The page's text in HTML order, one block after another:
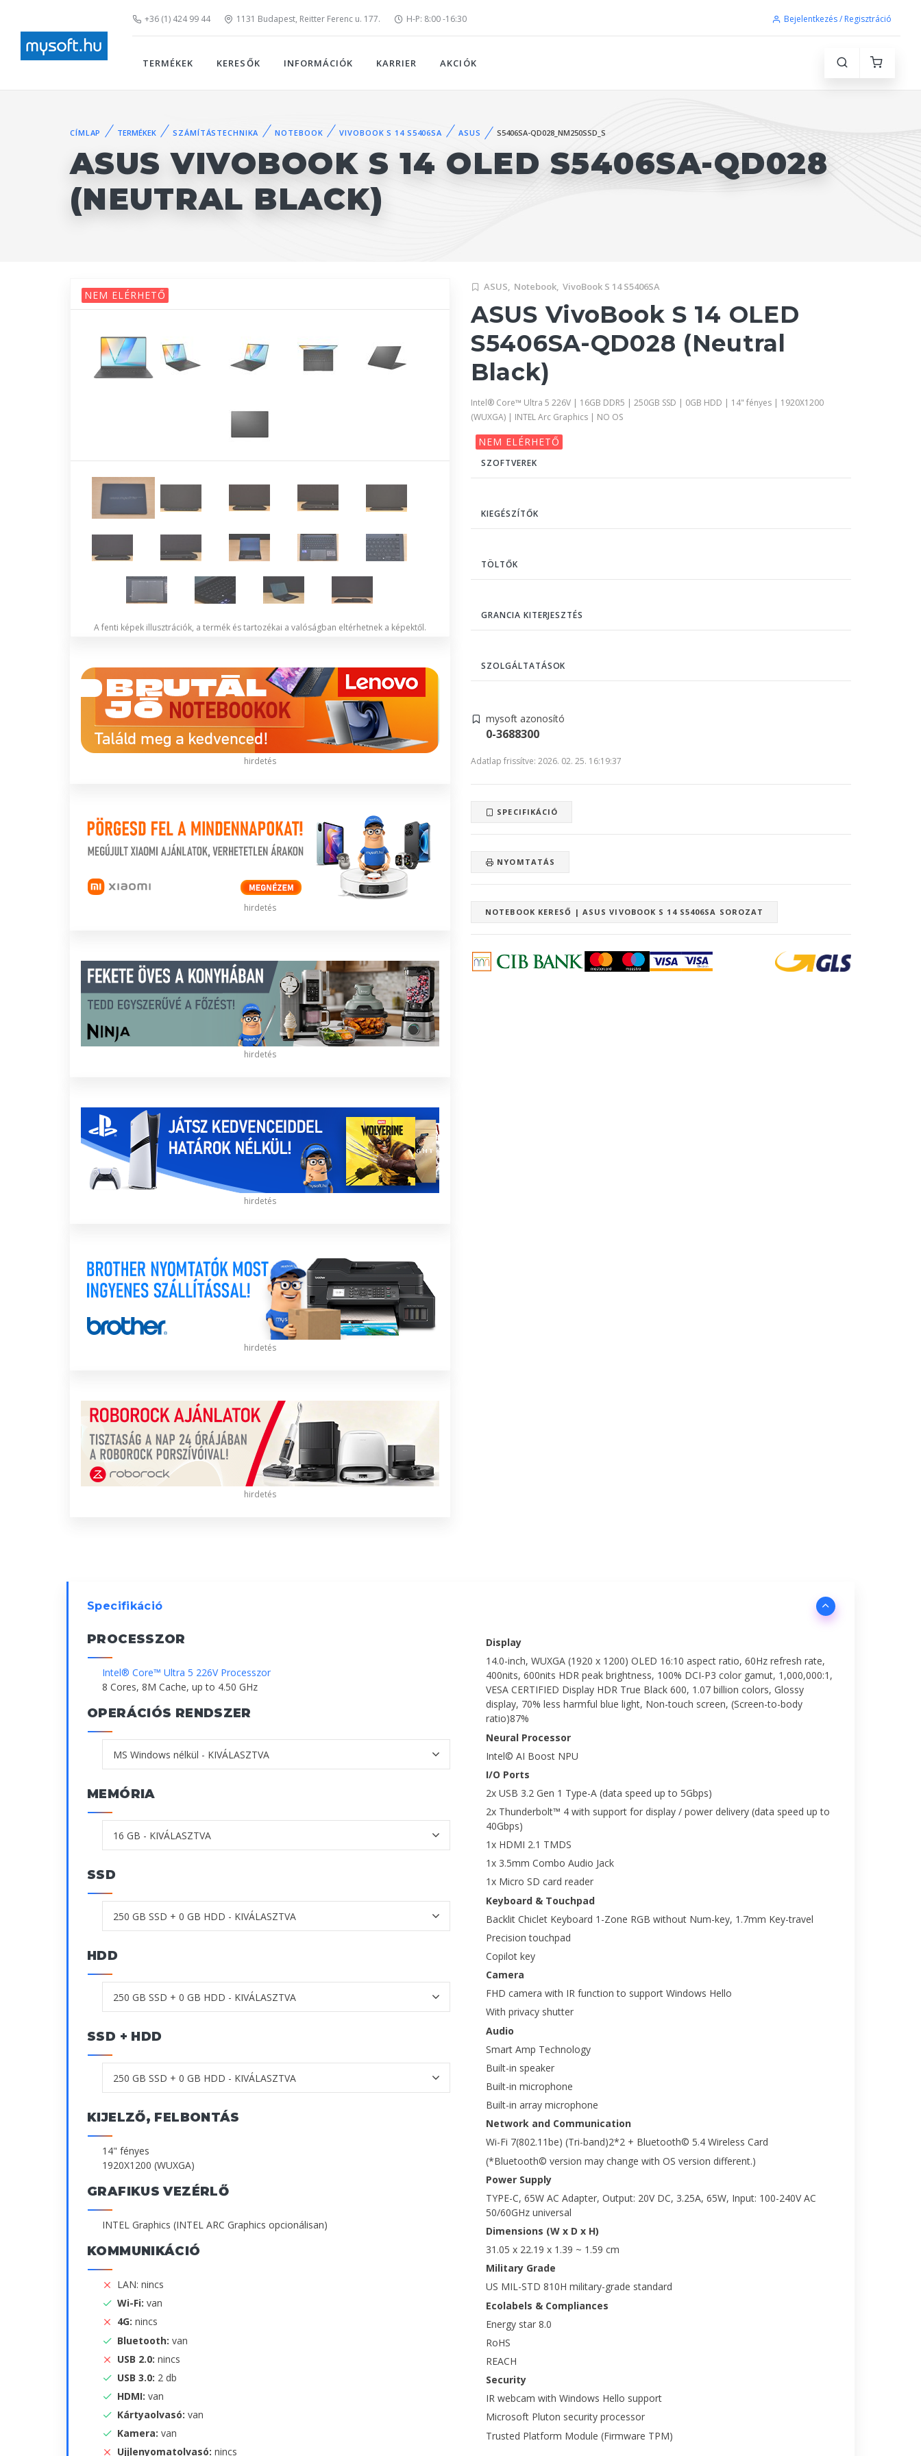
+36 (1) 424 99 44 1131 Budapest, Reitter Ferenc u. 177. H-P: 8:00 -16:30 Bejelentkezés / Regisztráció
TERMÉKEK KERESŐK INFORMÁCIÓK KARRIER AKCIÓK
CÍMLAP TERMÉKEK SZÁMÍTÁSTECHNIKA NOTEBOOK VIVOBOOK S 14 S5406SA ASUS S5406SA-QD028_NM250SSD_S
ASUS VIVOBOOK S 14 OLED S5406SA-QD028
(NEUTRAL BLACK)
NEM ELÉRHETŐ
A fenti képek illusztrációk, a termék és tartozékai a valóságban eltérhetnek a képektől.
hirdetés
hirdetés
hirdetés
hirdetés
hirdetés
hirdetés
ASUS, Notebook, VivoBook S 14 S5406SA
ASUS VivoBook S 14 OLED
S5406SA-QD028 (Neutral
Black)
Intel® Core™ Ultra 5 226V | 16GB DDR5 | 250GB SSD | 0GB HDD | 14" fényes | 1920X1200
(WUXGA) | INTEL Arc Graphics | NO OS
NEM ELÉRHETŐ
SZOFTVEREK
KIEGÉSZÍTŐK
TÖLTŐK
GRANCIA KITERJESZTÉS
SZOLGÁLTATÁSOK
mysoft azonosító
0-3688300
Adatlap frissítve: 2026. 02. 25. 16:19:37
SPECIFIKÁCIÓ
NYOMTATÁS
NOTEBOOK KERESŐ | ASUS VIVOBOOK S 14 S5406SA SOROZAT
Specifikáció
PROCESSZOR
Intel® Core™ Ultra 5 226V Processzor
8 Cores, 8M Cache, up to 4.50 GHz
OPERÁCIÓS RENDSZER
MEMÓRIA
SSD
HDD
SSD + HDD
KIJELZŐ, FELBONTÁS
14" fényes
1920X1200 (WUXGA)
GRAFIKUS VEZÉRLŐ
INTEL Graphics (INTEL ARC Graphics opcionálisan)
KOMMUNIKÁCIÓ
LAN: nincs
Wi-Fi: van
4G: nincs
Bluetooth: van
USB 2.0: nincs
USB 3.0: 2 db
HDMI: van
Kártyaolvasó: van
Kamera: van
Ujjlenyomatolvasó: nincs
Display
14.0-inch, WUXGA (1920 x 1200) OLED 16:10 aspect ratio, 60Hz refresh rate,
400nits, 600nits HDR peak brightness, 100% DCI-P3 color gamut, 1,000,000:1,
VESA CERTIFIED Display HDR True Black 600, 1.07 billion colors, Glossy
display, 70% less harmful blue light, Non-touch screen, (Screen-to-body
ratio)87%
Neural Processor
Intel© AI Boost NPU
I/O Ports
2x USB 3.2 Gen 1 Type-A (data speed up to 5Gbps)
2x Thunderbolt™ 4 with support for display / power delivery (data speed up to
40Gbps)
1x HDMI 2.1 TMDS
1x 3.5mm Combo Audio Jack
1x Micro SD card reader
Keyboard & Touchpad
Backlit Chiclet Keyboard 1-Zone RGB without Num-key, 1.7mm Key-travel
Precision touchpad
Copilot key
Camera
FHD camera with IR function to support Windows Hello
With privacy shutter
Audio
Smart Amp Technology
Built-in speaker
Built-in microphone
Built-in array microphone
Network and Communication
Wi-Fi 7(802.11be) (Tri-band)2*2 + Bluetooth© 5.4 Wireless Card
(*Bluetooth© version may change with OS version different.)
Power Supply
TYPE-C, 65W AC Adapter, Output: 20V DC, 3.25A, 65W, Input: 100-240V AC
50/60GHz universal
Dimensions (W x D x H)
31.05 x 22.19 x 1.39 ~ 1.59 cm
Military Grade
US MIL-STD 810H military-grade standard
Ecolabels & Compliances
Energy star 8.0
RoHS
REACH
Security
IR webcam with Windows Hello support
Microsoft Pluton security processor
Trusted Platform Module (Firmware TPM)